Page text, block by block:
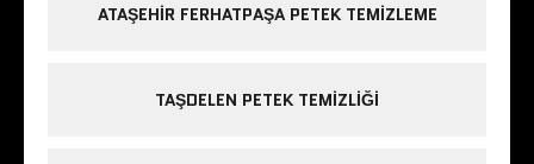
ATAŞEHIR FERHATPAŞA PETEK TEMIZLEME
TAŞDELEN PETEK TEMIZLIĞI